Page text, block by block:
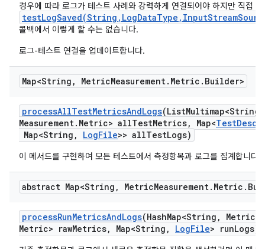
경우에 따라 로그가 테스트 사례와 강력하게 연결되어야 하지만 직접
콜백에서 이렇게 할 수는 없습니다.
로그-테스트 연결을 업데이트합니다.
Map<String , MetricMeasurement. Metric . Builder>
processAllTestMetricsAndLogs(ListMultimap<String
Measurement. Metric> allTestMetrics, Map<Test
Map<String , LogFile>> allTestLogs)
이 메서드를 구현하여 모든 테스트에서 측정항목과 로그를 집계합니다.
abstract Map<String , MetricMeasurement. Metric .
processRunMetricsAndLogs(HashMap<String , Metric
Metric> rawMetrics, Map<String , LogFile> runLogs)